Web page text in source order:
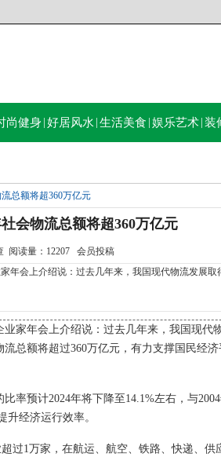
尚健身 好居风水 生活美食 娱乐艺术 装
总额将超360万亿元
会物流总额将超360万亿元
阅读量：12207 会员投稿
会上介绍说：过去几年来，我国现代物流发展取
家年会上介绍说：过去几年来，我国现代
总额将超过360万亿元，有力支撑国民经
率预计2024年将下降至14.1%左右，与
经济运行效率。
过1万家，在航运、航空、铁路、快递、供